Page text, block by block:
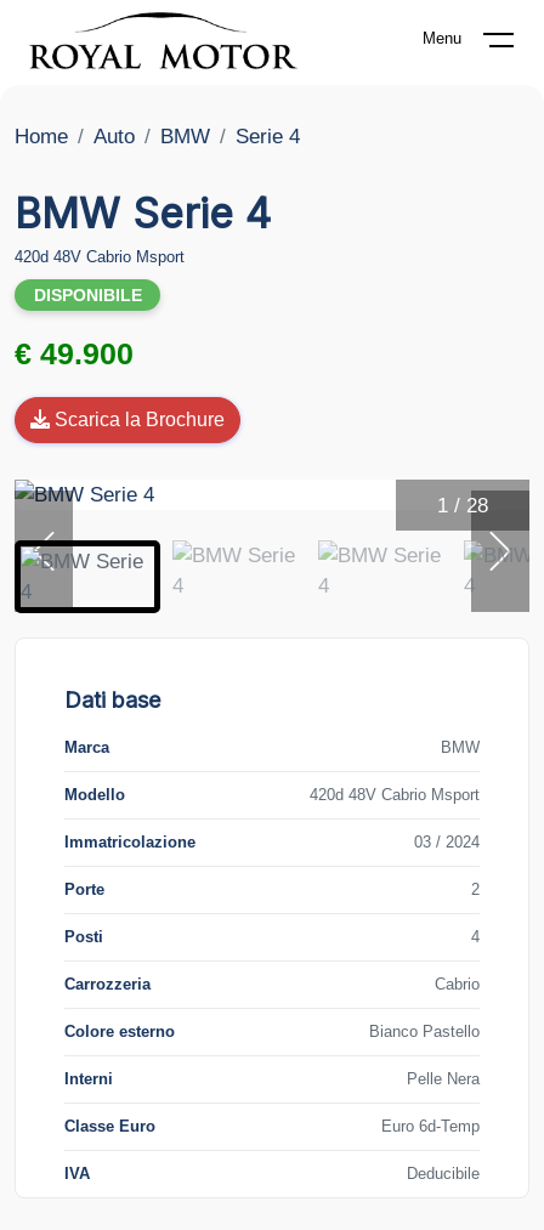
Menu
Home Auto BMW Serie 4
BMW Serie 4
420d 48V Cabrio Msport
DISPONIBILE
€ 49.900
Scarica la Brochure
1 / 28
Dati base
Marca BMW
Modello 420d 48V Cabrio Msport
Immatricolazione 03 / 2024
Porte 2
Posti 4
Carrozzeria Cabrio
Colore esterno Bianco Pastello
Interni Pelle Nera
Classe Euro Euro 6d-Temp
IVA Deducibile